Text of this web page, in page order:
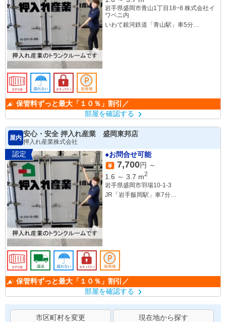
岩手県盛岡市青山1丁目18−8 株式会社イ
ワベニ内
いわて銀河鉄道「青山駅」車5分
保管料ずっと最大「１０％」割引／
部屋を確認する
屋内
安心・安全 押入れ産業 盛岡東邦店
押入れ産業株式会社
認定 ●お問合せ可能
7,700円 ～
1.6 ～ 3.7 m2
岩手県盛岡市羽場10-1-3
JR「岩手飯岡駅」車7分
保管料ずっと最大「１０％」割引／
部屋を確認する
市区町村を変更 現在地から探す